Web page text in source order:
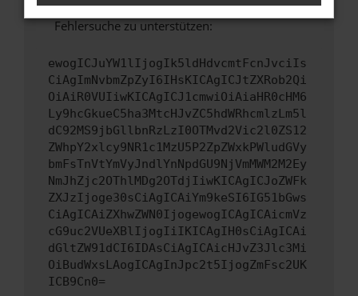
uns diesen Text schicken, um uns bei der
Fehlersuche zu unterstützen:
ewogICJuYW1lIjogIk5ldHdvcmtFcnJvciIs
CiAgImNvbmZpZyI6IHsKICAgICJtZXRob2Qi
OiAiR0VUIiwKICAgICJ1cmwiOiAiaHR0cHM6
Ly9hcGkueC5ha3MtcHJvZC5hdWRhcmlzLm5l
dC92MS9jbGllbnRzLzI0OTMvd2Vic2l0ZS12
ZWhpY2xlcy9NR1c1MzU5P2ZpZWxkPWludGVy
bmFsTnVtYmVyJndlYnNpdGU9NjVmMWM2M2Ey
NmJhZjc2OThlMDg2OTdjIiwKICAgICJoZWFk
ZXJzIjoge30sCiAgICAiYm9keSI6IG51bGws
CiAgICAiZXhwZWN0IjogewogICAgICAicmVz
cG9uc2VUeXBlIjogIiIKICAgIH0sCiAgICAi
dGltZW91dCI6IDAsCiAgICAicHJvZ3Jlc3Mi
OiBudWxsLAogICAgInJpc2t5IjogZmFsc2UK
ICB9Cn0=